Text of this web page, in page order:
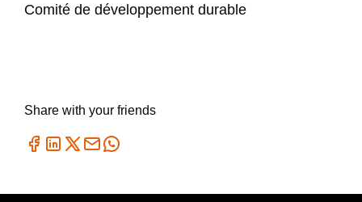
Comité de développement durable
Share with your friends